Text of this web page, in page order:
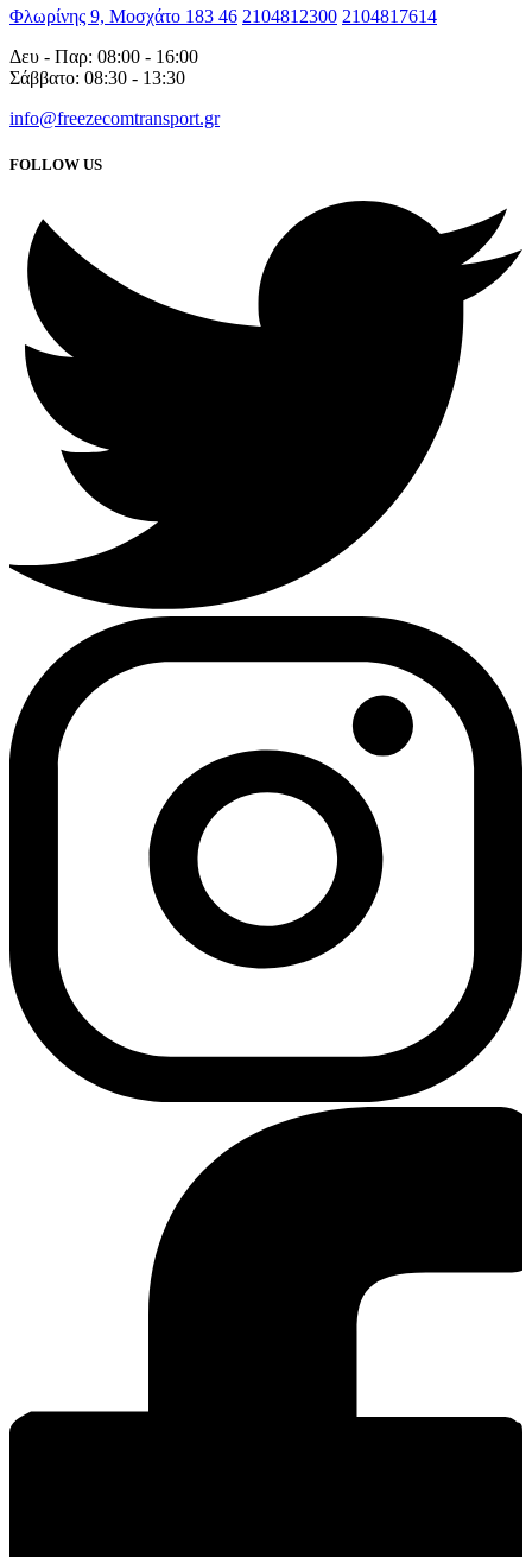
Φλωρίνης 9, Μοσχάτο 183 46 2104812300 2104817614
Δευ - Παρ: 08:00 - 16:00
Σάββατο: 08:30 - 13:30
info@freezecomtransport.gr
FOLLOW US